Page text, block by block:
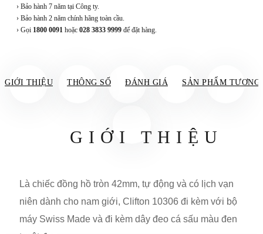
› Bảo hành 7 năm tại Công ty.
› Bảo hành 2 năm chính hãng toàn cầu.
› Gọi 1800 0091 hoặc 028 3833 9999 để đặt hàng.
GIỚI THIỆU THÔNG SỐ ĐÁNH GIÁ SẢN PHẨM TƯƠNG
GIỚI THIỆU
Là chiếc đồng hồ tròn 42mm, tự động và có lịch vạn
niên dành cho nam giới, Clifton 10306 đi kèm với bộ
máy Swiss Made và đi kèm dây đeo cá sấu màu đen